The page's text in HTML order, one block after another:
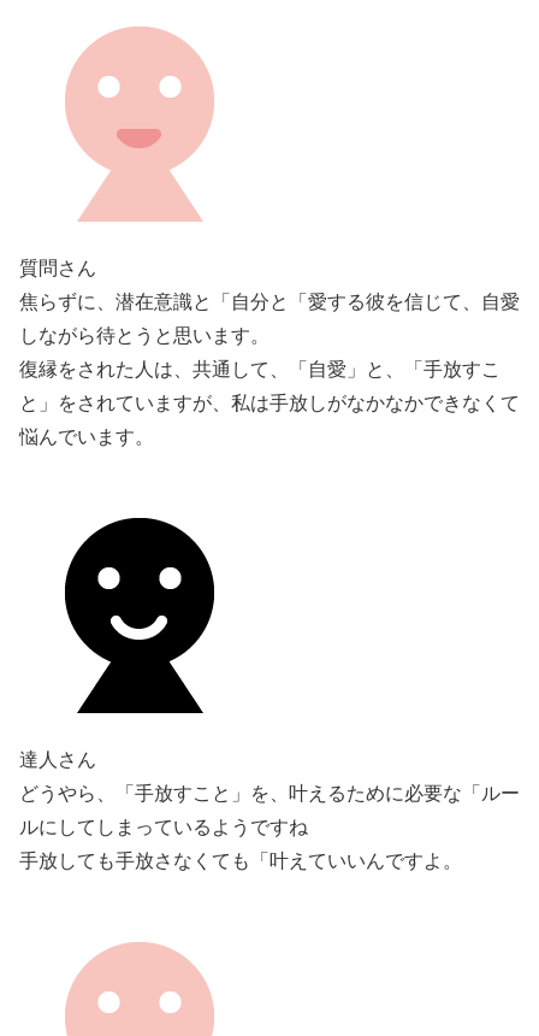
質問さん
焦らずに、潜在意識と「自分と「愛する彼を信じて、自愛
しながら待とうと思います。
復縁をされた人は、共通して、「自愛」と、「手放すこ
と」をされていますが、私は手放しがなかなかできなくて
悩んでいます。
達人さん
どうやら、「手放すこと」を、叶えるために必要な「ルー
ルにしてしまっているようですね
手放しても手放さなくても「叶えていいんですよ。